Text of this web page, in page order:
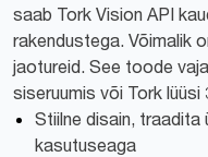
saab Tork Vision API
rakendustega. Võimalik
jaotureid. See toode
siseruumis või Tork lüüsi
Stiilne disain, traadita
kasutuseaga